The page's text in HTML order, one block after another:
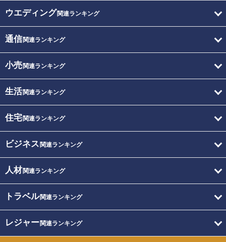
ウエディング関連ランキング
通信関連ランキング
小売関連ランキング
生活関連ランキング
住宅関連ランキング
ビジネス 関連ランキング
人材関連ランキング
トラベル関連ランキング
レジャー関連ランキング